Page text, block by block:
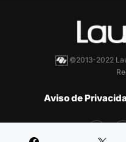
©2013-2022
Aviso de